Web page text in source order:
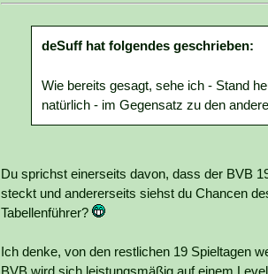
deSuff hat folgendes geschrieben:
Wie bereits gesagt, sehe ich - Stand
natürlich - im Gegensatz zu den
Du sprichst einerseits davon, dass der BVB
steckt und andererseits siehst du Chancen
Tabellenführer?
Ich denke, von den restlichen 19 Spieltagen